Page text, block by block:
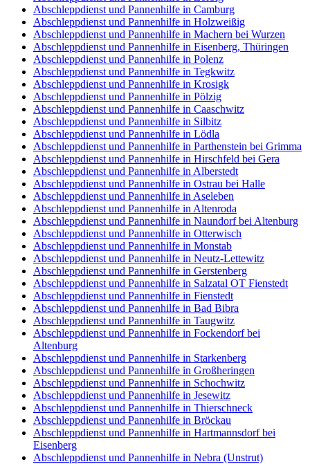
Abschleppdienst und Pannenhilfe in Camburg
Abschleppdienst und Pannenhilfe in Holzweißig
Abschleppdienst und Pannenhilfe in Machern bei Wurzen
Abschleppdienst und Pannenhilfe in Eisenberg, Thüringen
Abschleppdienst und Pannenhilfe in Polenz
Abschleppdienst und Pannenhilfe in Tegkwitz
Abschleppdienst und Pannenhilfe in Krosigk
Abschleppdienst und Pannenhilfe in Pölzig
Abschleppdienst und Pannenhilfe in Caaschwitz
Abschleppdienst und Pannenhilfe in Silbitz
Abschleppdienst und Pannenhilfe in Lödla
Abschleppdienst und Pannenhilfe in Parthenstein bei Grimma
Abschleppdienst und Pannenhilfe in Hirschfeld bei Gera
Abschleppdienst und Pannenhilfe in Alberstedt
Abschleppdienst und Pannenhilfe in Ostrau bei Halle
Abschleppdienst und Pannenhilfe in Aseleben
Abschleppdienst und Pannenhilfe in Altenroda
Abschleppdienst und Pannenhilfe in Naundorf bei Altenburg
Abschleppdienst und Pannenhilfe in Otterwisch
Abschleppdienst und Pannenhilfe in Monstab
Abschleppdienst und Pannenhilfe in Neutz-Lettewitz
Abschleppdienst und Pannenhilfe in Gerstenberg
Abschleppdienst und Pannenhilfe in Salzatal OT Fienstedt
Abschleppdienst und Pannenhilfe in Fienstedt
Abschleppdienst und Pannenhilfe in Bad Bibra
Abschleppdienst und Pannenhilfe in Taugwitz
Abschleppdienst und Pannenhilfe in Fockendorf bei
Altenburg
Abschleppdienst und Pannenhilfe in Starkenberg
Abschleppdienst und Pannenhilfe in Großheringen
Abschleppdienst und Pannenhilfe in Schochwitz
Abschleppdienst und Pannenhilfe in Jesewitz
Abschleppdienst und Pannenhilfe in Thierschneck
Abschleppdienst und Pannenhilfe in Bröckau
Abschleppdienst und Pannenhilfe in Hartmannsdorf bei
Eisenberg
Abschleppdienst und Pannenhilfe in Nebra (Unstrut)